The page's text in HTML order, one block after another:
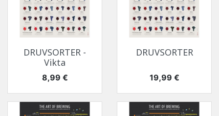
DRUVSORTER -
Vikta
Pris
8,99 €
DRUVSORTER
Pris
19,99 €